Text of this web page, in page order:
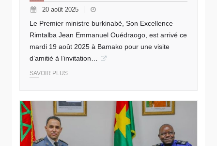
20 août 2025
Le Premier ministre burkinabè, Son Excellence
Rimtalba Jean Emmanuel Ouédraogo, est arrivé ce
mardi 19 août 2025 à Bamako pour une visite
d’amitié à l’invitation…
SAVOIR PLUS